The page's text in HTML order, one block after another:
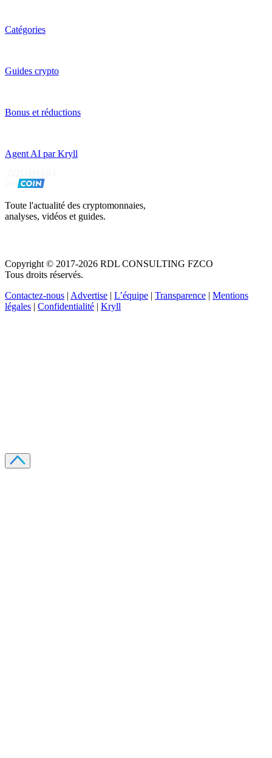
Catégories
Guides crypto
Bonus et réductions
Agent AI par Kryll
Toute l'actualité des cryptomonnaies,
analyses, vidéos et guides.
Copyright © 2017-2026 RDL CONSULTING FZCO
Tous droits réservés.
Contactez-nous | Advertise | L’équipe | Transparence | Mentions
légales | Confidentialité | Kryll